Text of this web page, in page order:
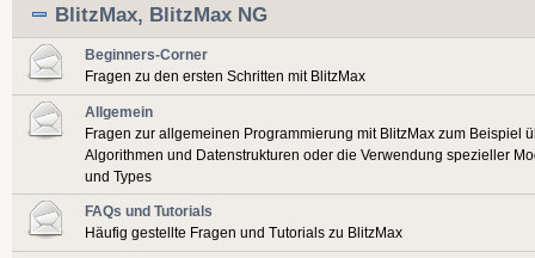
BlitzMax, BlitzMax NG
Beginners-Corner
Fragen zu den ersten Schritten mit BlitzMax
Allgemein
Fragen zur allgemeinen Programmierung mit BlitzMax zum Beispiel
Algorithmen und Datenstrukturen oder die Verwendung spezieller
und Types
FAQs und Tutorials
Häufig gestellte Fragen und Tutorials zu BlitzMax